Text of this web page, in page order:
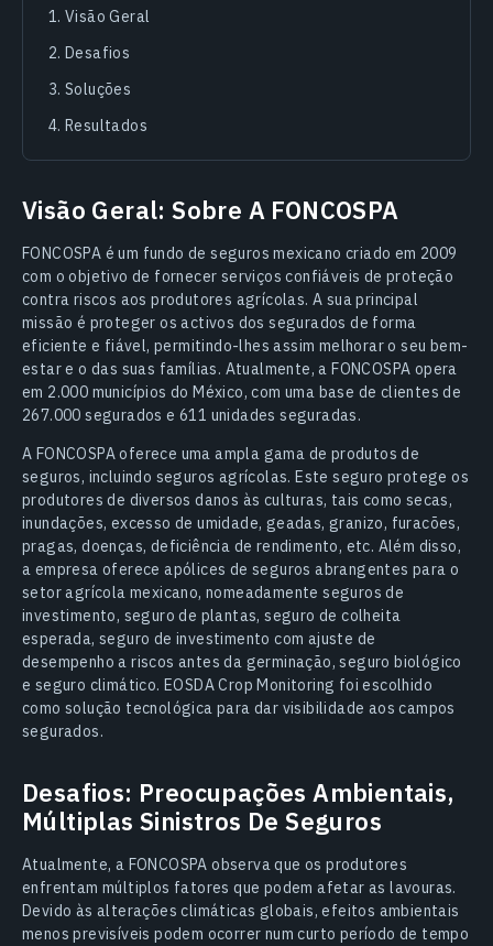
Visão Geral
Desafios
Soluções
Resultados
Visão Geral: Sobre A FONCOSPA
FONCOSPA é um fundo de seguros mexicano criado em 2009
com o objetivo de fornecer serviços confiáveis de proteção
contra riscos aos produtores agrícolas. A sua principal
missão é proteger os activos dos segurados de forma
eficiente e fiável, permitindo-lhes assim melhorar o seu bem-
estar e o das suas famílias. Atualmente, a FONCOSPA opera
em 2.000 municípios do México, com uma base de clientes de
267.000 segurados e 611 unidades seguradas.
A FONCOSPA oferece uma ampla gama de produtos de
seguros, incluindo seguros agrícolas. Este seguro protege os
produtores de diversos danos às culturas, tais como secas,
inundações, excesso de umidade, geadas, granizo, furacões,
pragas, doenças, deficiência de rendimento, etc. Além disso,
a empresa oferece apólices de seguros abrangentes para o
setor agrícola mexicano, nomeadamente seguros de
investimento, seguro de plantas, seguro de colheita
esperada, seguro de investimento com ajuste de
desempenho a riscos antes da germinação, seguro biológico
e seguro climático. EOSDA Crop Monitoring foi escolhido
como solução tecnológica para dar visibilidade aos campos
segurados.
Desafios: Preocupações Ambientais,
Múltiplas Sinistros De Seguros
Atualmente, a FONCOSPA observa que os produtores
enfrentam múltiplos fatores que podem afetar as lavouras.
Devido às alterações climáticas globais, efeitos ambientais
menos previsíveis podem ocorrer num curto período de tempo